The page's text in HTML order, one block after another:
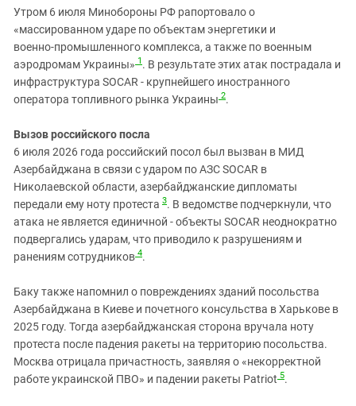
ЮФО
Утром 6 июля Минобороны РФ рапортовало о
«массированном ударе по объектам энергетики и
военно‑промышленного комплекса, а также по военным
аэродромам Украины» 1 . В результате этих атак пострадала и
инфраструктура SOCAR - крупнейшего иностранного
оператора топливного рынка Украины 2.
Вызов российского посла
6 июля 2026 года российский посол был вызван в МИД
Азербайджана в связи с ударом по АЗС SOCAR в
Николаевской области, азербайджанские дипломаты
передали ему ноту протеста 3. В ведомстве подчеркнули, что
атака не является единичной - объекты SOCAR неоднократно
подвергались ударам, что приводило к разрушениям и
ранениям сотрудников 4.
Баку также напомнил о повреждениях зданий посольства
Азербайджана в Киеве и почетного консульства в Харькове в
2025 году. Тогда азербайджанская сторона вручала ноту
протеста после падения ракеты на территорию посольства.
Москва отрицала причастность, заявляя о «некорректной
работе украинской ПВО» и падении ракеты Patriot 5.